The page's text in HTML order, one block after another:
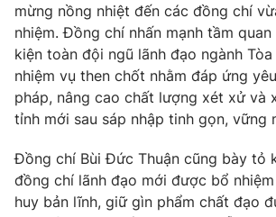
Cơ quan chủ quản: Đài Truyền hình Việt
Cơ quan báo chí:Thời báo VTV
Giấy phép hoạt động báo in và báo điện tử
cấp ngày 29/12/2023
Vũ Thanh Thủy
Phó Tổng Biên tập:Nguyễn Thị Mỹ Hạnh,
Nguyễn Trọng Ninh
Tổng đài VTV: 024.38 355 931 - 024.38
mừng nồng nhiệt đến các đồng chí
nhiệm. Đồng chí nhấn mạnh tầm
kiện toàn đội ngũ lãnh đạo ngành
nhiệm vụ then chốt nhằm đáp ứng
pháp, nâng cao chất lượng xét xử và
tỉnh mới sau sáp nhập tinh gọn, vững
Đồng chí Bùi Đức Thuận cũng bày tỏ
đồng chí lãnh đạo mới được bổ
huy bản lĩnh, giữ gìn phẩm chất đạo